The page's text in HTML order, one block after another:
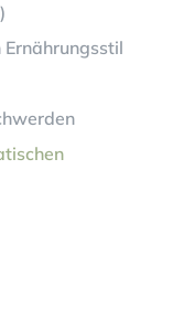
Ernährungsstil